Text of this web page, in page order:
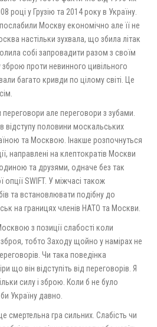
році у Грузію та 2014 року в Україну.
Москву економічно але її не
настільки зухвала, що збила літак
собі запровадити разом з своїм
проти невинного цивільного
багато кривди по цілому світі. Це
але переговори з зубами.
відступу половини москальських
та Москвою. Інакше розпочнуться
направлені на клептократів Москви
та друзями, одначе без так
SWIFT. У міжчасі також
та встановлювати подібну до
на границях членів НАТО та Москви.
з позиції слабості коли
тобто Заходу щойно у намірах не
Чи така поведінка
що він відступіть від переговорів. Я
силу і зброю. Коли б не було
Україну давно.
смертельна гра сильних. Слабість чи